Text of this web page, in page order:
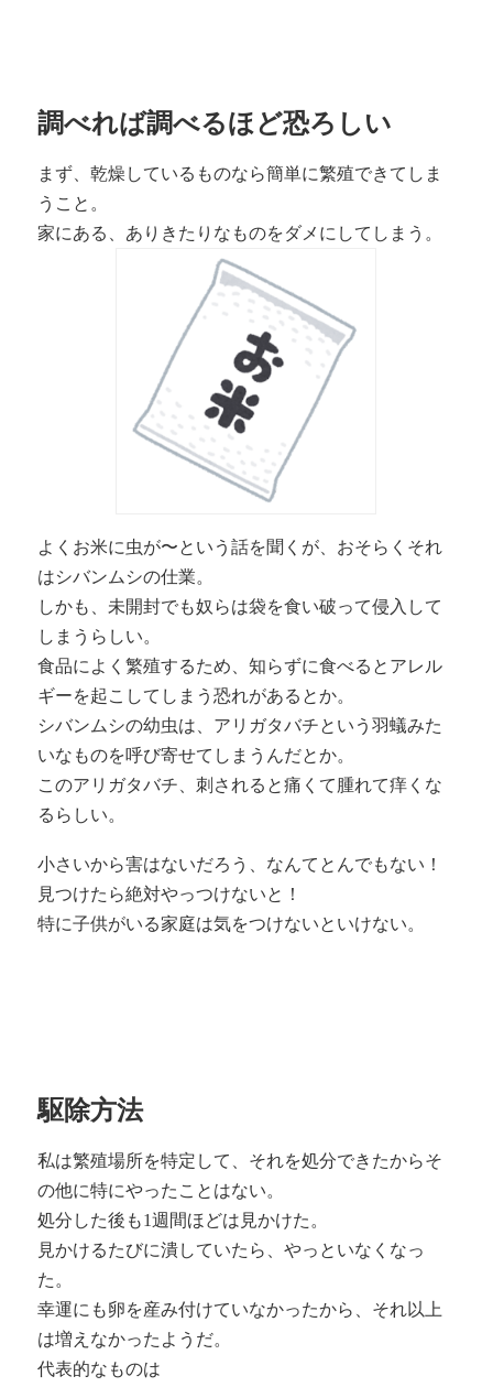
調べれば調べるほど恐ろしい
まず、乾燥しているものなら簡単に繁殖できてしま
うこと。
家にある、ありきたりなものをダメにしてしまう。
よくお米に虫が〜という話を聞くが、おそらくそれ
はシバンムシの仕業。
しかも、未開封でも奴らは袋を食い破って侵入して
しまうらしい。
食品によく繁殖するため、知らずに食べるとアレル
ギーを起こしてしまう恐れがあるとか。
シバンムシの幼虫は、アリガタバチという羽蟻みた
いなものを呼び寄せてしまうんだとか。
このアリガタバチ、刺されると痛くて腫れて痒くな
るらしい。
小さいから害はないだろう、なんてとんでもない！
見つけたら絶対やっつけないと！
特に子供がいる家庭は気をつけないといけない。
駆除方法
私は繁殖場所を特定して、それを処分できたからそ
の他に特にやったことはない。
処分した後も1週間ほどは見かけた。
見かけるたびに潰していたら、やっといなくなっ
た。
幸運にも卵を産み付けていなかったから、それ以上
は増えなかったようだ。
代表的なものは